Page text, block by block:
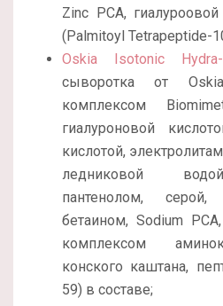
Zinc PCA,
(Palmitoyl Tetrapeptide-
Oskia Isotonic Hydra-
сыворотка от
комплексом
гиалуроновой
кислотой,
ледниковой
пантенолом,
бетаином, Sodium
комплексом
конского каштана,
59) в составе;